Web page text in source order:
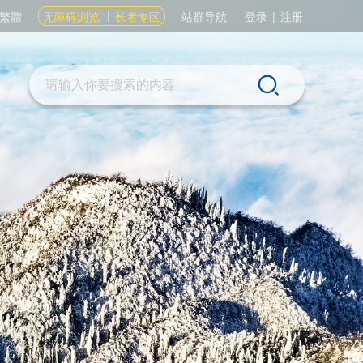
繁體 无障碍浏览 长者专区 站群导航 登录 | 注册